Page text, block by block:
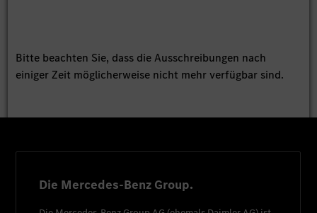
Bitte beachten Sie, dass die Ausschreibungen nach
einiger Zeit möglicherweise nicht mehr verfügbar sind.
Die Mercedes-Benz Group.